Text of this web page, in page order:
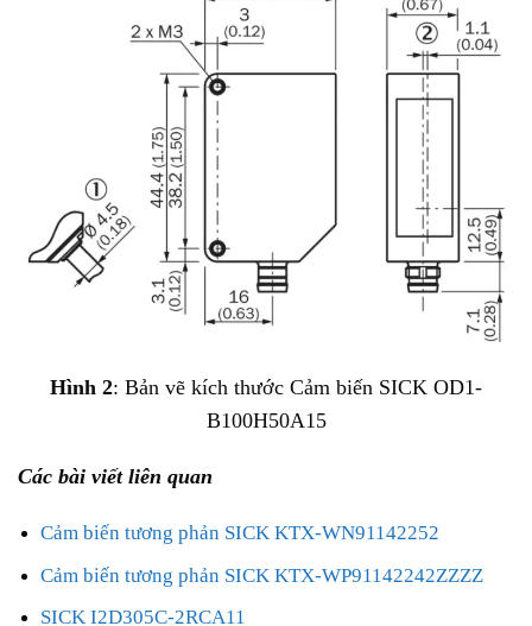
Hình 2: Bản vẽ kích thước Cảm biến SICK OD1-
B100H50A15
Các bài viết liên quan
Cảm biến tương phản SICK KTX-WN91142252
Cảm biến tương phản SICK KTX-WP91142242ZZZZ
SICK I2D305C-2RCA11